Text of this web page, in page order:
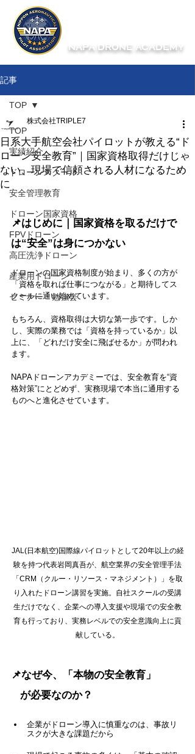
NAPA DRONE ACADEMY
記事
TOP
実績紹介
ドローンスクール
安全管理教育
ドローン国家資格
FPVドローン
高圧洗浄ドローン
産業用ドローン
セミナー・勉強会
TOP
日系大手航空会社パイロットが教える“ド
ローン安全教育”｜国家資格取得だけじゃ
ない、現場で信頼される人材になるため
に
株式会社TRIPLE7
📌はじめに｜国家資格を取るだけで
は“安全”は身につかない
ドローンの国家資格制度が始まり、多くの方が
「資格を取れば仕事につながる」と期待してス
クールに通い始めています。
もちろん、資格取得は大切な第一歩です。しか
し、実際の業務では「資格を持っているか」以
上に、「どれだけ安全に飛ばせるか」が問われ
ます。
NAPAドローンアカデミーでは、安全教育を“資
格対策”にとどめず、実務現場で本当に通用する
ものへと進化させています。
JAL(日本航空)国際線パイロットとして20年以上の経
験を持つ代表岩岡真吾が、航空業界の安全管理手法
「CRM（クルー・リソース・マネジメント）」を取
り入れたドローン講習を実施。自社スクールの受講
生だけでなく、企業への導入支援や現場での安全教
育も行っており、実務レベルでの安全意識向上に貢
献している。
📌なぜ今、「本物の安全教育」
   が必要なのか？
企業がドローン導入に慎重なのは、事故リ
スクが大きな課題だから